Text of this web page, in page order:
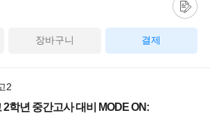
장바구니 결제
2
학년 중간고사 대비 MODE ON: